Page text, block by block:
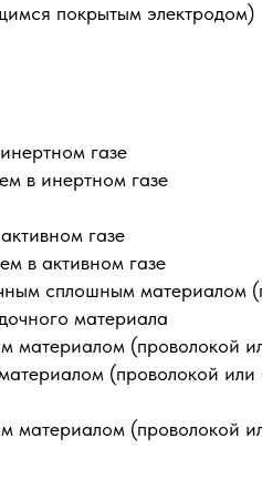
покрытым электродом)
газе
в инертном газе
газе
в активном газе
сплошным материалом
материала
(проволокой
(проволокой
(проволокой